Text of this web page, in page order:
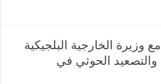
الخارجية البلجيكية
الحوثي في